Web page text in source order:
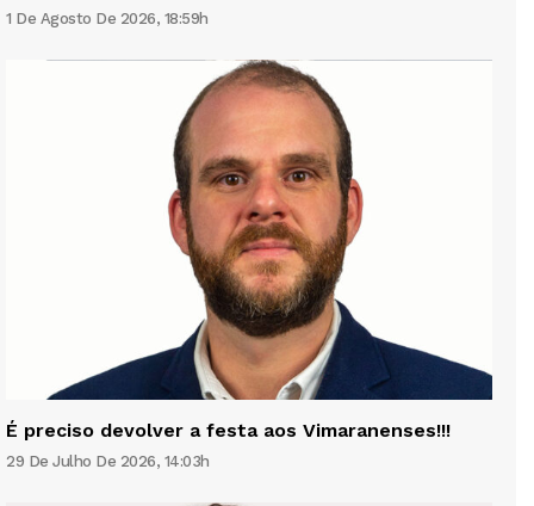
1 De Agosto De 2026, 18:59h
É preciso devolver a festa aos Vimaranenses!!!
29 De Julho De 2026, 14:03h